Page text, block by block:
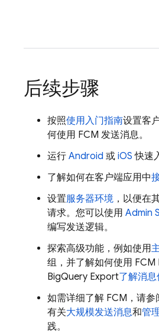
后续步骤
按照使用入门指南设置客
何使用 FCM 发送消息。
运行 Android 或 iOS 快速
了解如何在客户端应用中
设置服务器环境 ，以便在
请求。您可以使用 Admin
编写发送逻辑。
探索高级功能，例如使用
组，并了解如何使用 FCM
BigQuery Export了解消
如需详细了解 FCM ，请参
有关大规模发送消息和管
践。